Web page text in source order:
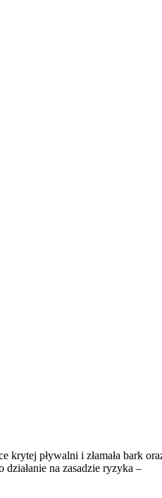
krytej pływalni i złamała bark
na zasadzie ryzyka –